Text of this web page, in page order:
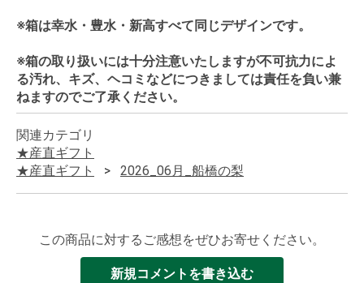
※箱は幸水・豊水・新高すべて同じデザインです。
※箱の取り扱いには十分注意いたしますが不可抗力によ
る汚れ、キズ、ヘコミなどにつきましては責任を負い兼
ねますのでご了承ください。
関連カテゴリ
★産直ギフト
★産直ギフト
2026_06月_船橋の梨
この商品に対するご感想をぜひお寄せください。
新規コメントを書き込む